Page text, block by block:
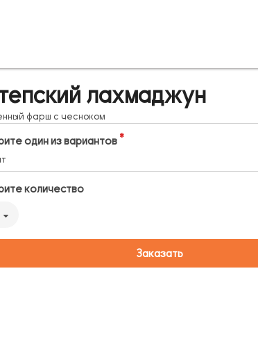
лахмаджун
фарш с чесноком
один из вариантов
количество
Заказать